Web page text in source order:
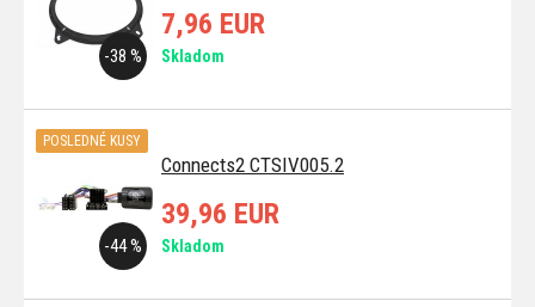
-38 %
7,96 EUR
Skladom
Connects2 CTSIV005.2
-44 %
POSLEDNÉ KUSY
39,96 EUR
Skladom